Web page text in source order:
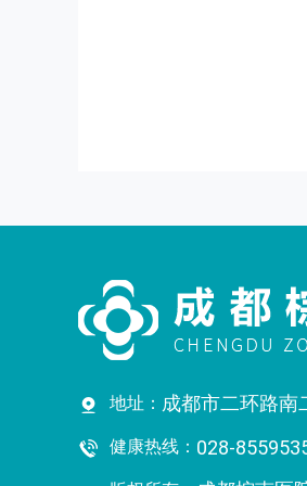
地址： 成都市二环路南
健康热线： 028-